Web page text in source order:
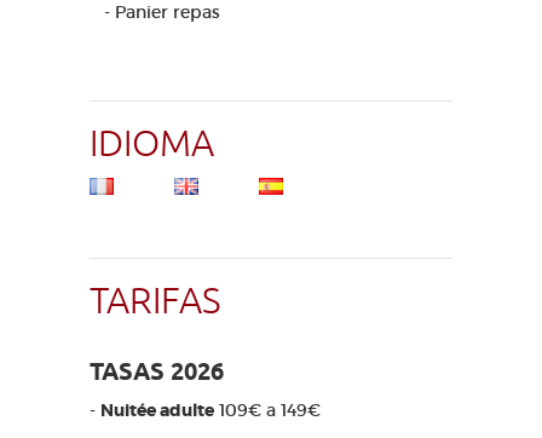
- Panier repas
IDIOMA
TARIFAS
TASAS 2026
- Nuitée adulte 109€ a 149€